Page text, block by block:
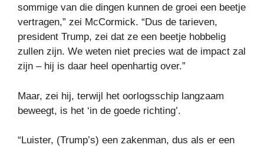
sommige van die dingen kunnen de groei een beetje
vertragen,” zei McCormick. “Dus de tarieven,
president Trump, zei dat ze een beetje hobbelig
zullen zijn. We weten niet precies wat de impact zal
zijn – hij is daar heel openhartig over.”
Maar, zei hij, terwijl het oorlogsschip langzaam
beweegt, is het ‘in de goede richting’.
“Luister, (Trump’s) een zakenman, dus als er een